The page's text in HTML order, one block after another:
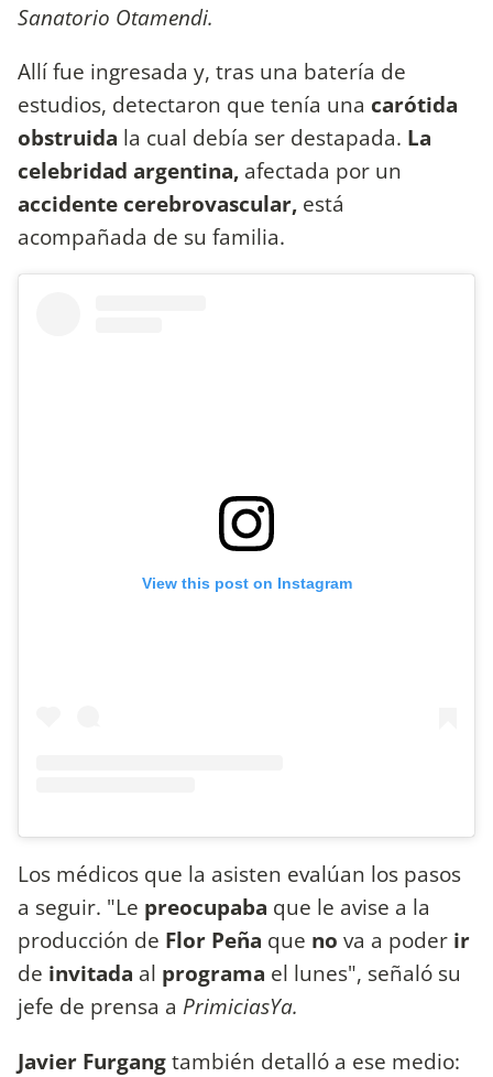
Sanatorio Otamendi.
Allí fue ingresada y, tras una batería de
estudios, detectaron que tenía una carótida
obstruida la cual debía ser destapada. La
celebridad argentina, afectada por un
accidente cerebrovascular, está
acompañada de su familia.
View this post on Instagram
Los médicos que la asisten evalúan los pasos
a seguir. "Le preocupaba que le avise a la
producción de Flor Peña que no va a poder ir
de invitada al programa el lunes", señaló su
jefe de prensa a PrimiciasYa.
Javier Furgangtambién detalló a ese medio: